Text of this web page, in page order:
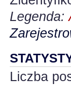
Legenda:
Liczba